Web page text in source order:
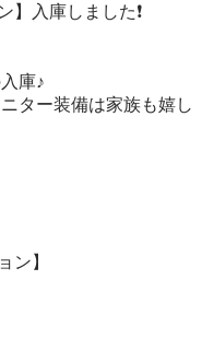
】入庫しました❗️
庫♪
ター装備は家族も嬉し
ン】